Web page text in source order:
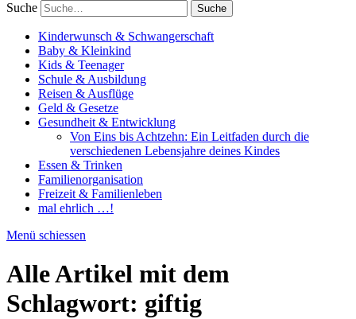
Suche
Kinderwunsch & Schwangerschaft
Baby & Kleinkind
Kids & Teenager
Schule & Ausbildung
Reisen & Ausflüge
Geld & Gesetze
Gesundheit & Entwicklung
Von Eins bis Achtzehn: Ein Leitfaden durch die
verschiedenen Lebensjahre deines Kindes
Essen & Trinken
Familienorganisation
Freizeit & Familienleben
mal ehrlich …!
Menü schiessen
Alle Artikel mit dem
Schlagwort: giftig